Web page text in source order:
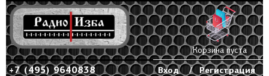
+7 (495) 9640838 Вход / Регистрация
Корзина пуста